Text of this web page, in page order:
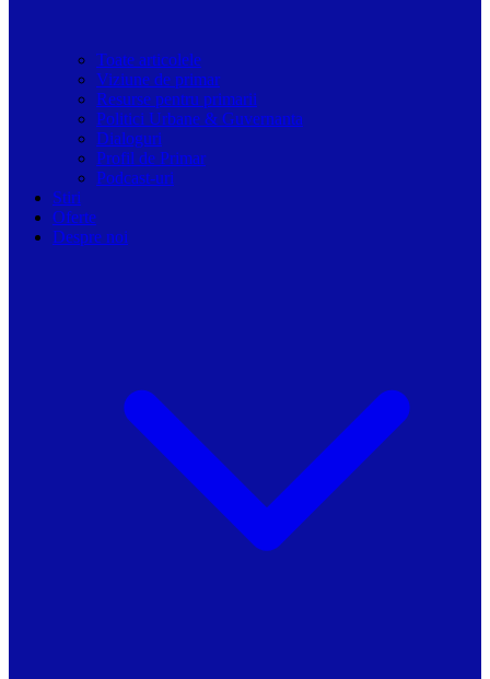
Toate articolele
Viziune de primar
Resurse pentru primarii
Politici Urbane & Guvernanta
Dialoguri
Profil de Primar
Podcast-uri
Stiri
Oferte
Despre noi